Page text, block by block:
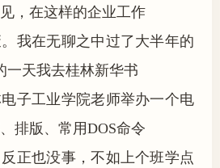
，在这样的企业工作
。我在无聊之中过了大半年的
一天我去桂林新华书
子工业学院老师举办一个电
排版、常用DOS命令
正也没事，不如上个班学点